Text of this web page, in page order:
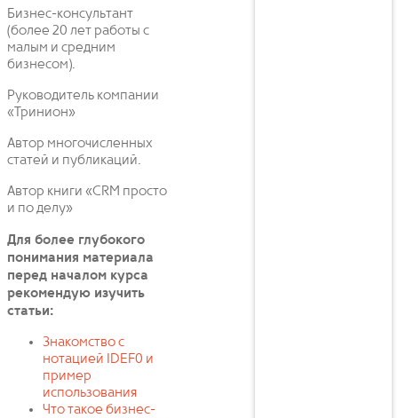
Бизнес-консультант
(более 20 лет работы с
малым и средним
бизнесом).
Руководитель компании
«Тринион»
Автор многочисленных
статей и публикаций.
Автор книги «CRM просто
и по делу»
Для более глубокого
понимания материала
перед началом курса
рекомендую изучить
статьи:
Знакомство с
нотацией IDEF0 и
пример
использования
Что такое бизнес-